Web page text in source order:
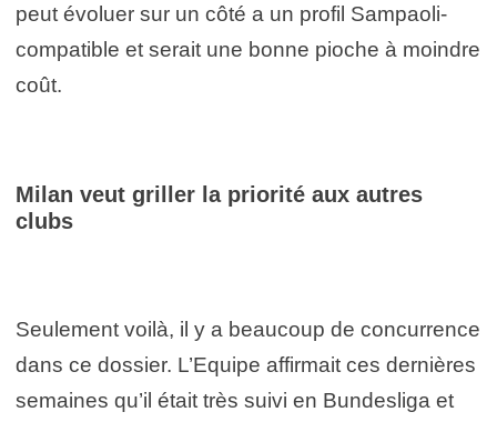
peut évoluer sur un côté a un profil Sampaoli-
compatible et serait une bonne pioche à moindre
coût.
Milan veut griller la priorité aux autres
clubs
Seulement voilà, il y a beaucoup de concurrence
dans ce dossier. L’Equipe affirmait ces dernières
semaines qu’il était très suivi en Bundesliga et